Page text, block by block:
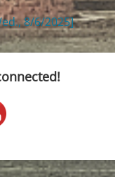
8/6/2025]